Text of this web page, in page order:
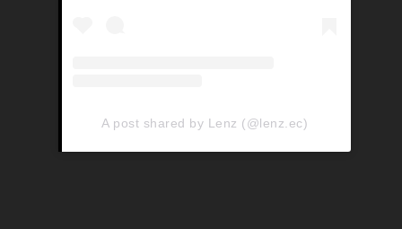
A post shared by Lenz (@lenz.ec)